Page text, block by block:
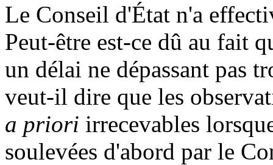
Le Conseil d'État n'a
Peut-être est-ce dû au fait
un délai ne dépassant pas
veut-il dire que les
a priori irrecevables
soulevées d'abord par le